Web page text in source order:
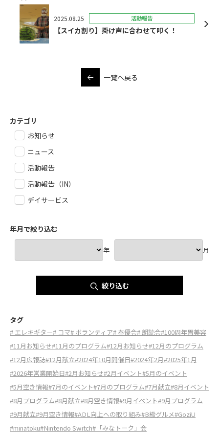
2025.08.25 活動報告
【スイカ割り】掛け声に合わせて叩く！
一覧へ戻る
カテゴリ
お知らせ
ニュース
活動報告
活動報告（IN）
デイサービス
年月で絞り込む
年 月
絞り込む
タグ
# エレキギター# コマ# ボランティア# 奉優会# 朗読会#100周年胃美容
#11月お知らせ#11月のプログラム#12月お知らせ#12月のプログラム
#12月広報誌#12月献立#2024年10月開催日#2024年2月#2025年1月
#2026年営業開始日#2月お知らせ#2月イベント#5月のイベント
#5月空き情報#7月のイベント#7月のプログラム#7月献立#8月イベント
#8月プログラム#8月献立#8月空き情報#9月イベント#9月プログラム
#9月献立#9月空き情報#ADL向上への取り組み#B級グルメ#GoziU
#minatoku#Nintendo Switch#「みなトーク」会